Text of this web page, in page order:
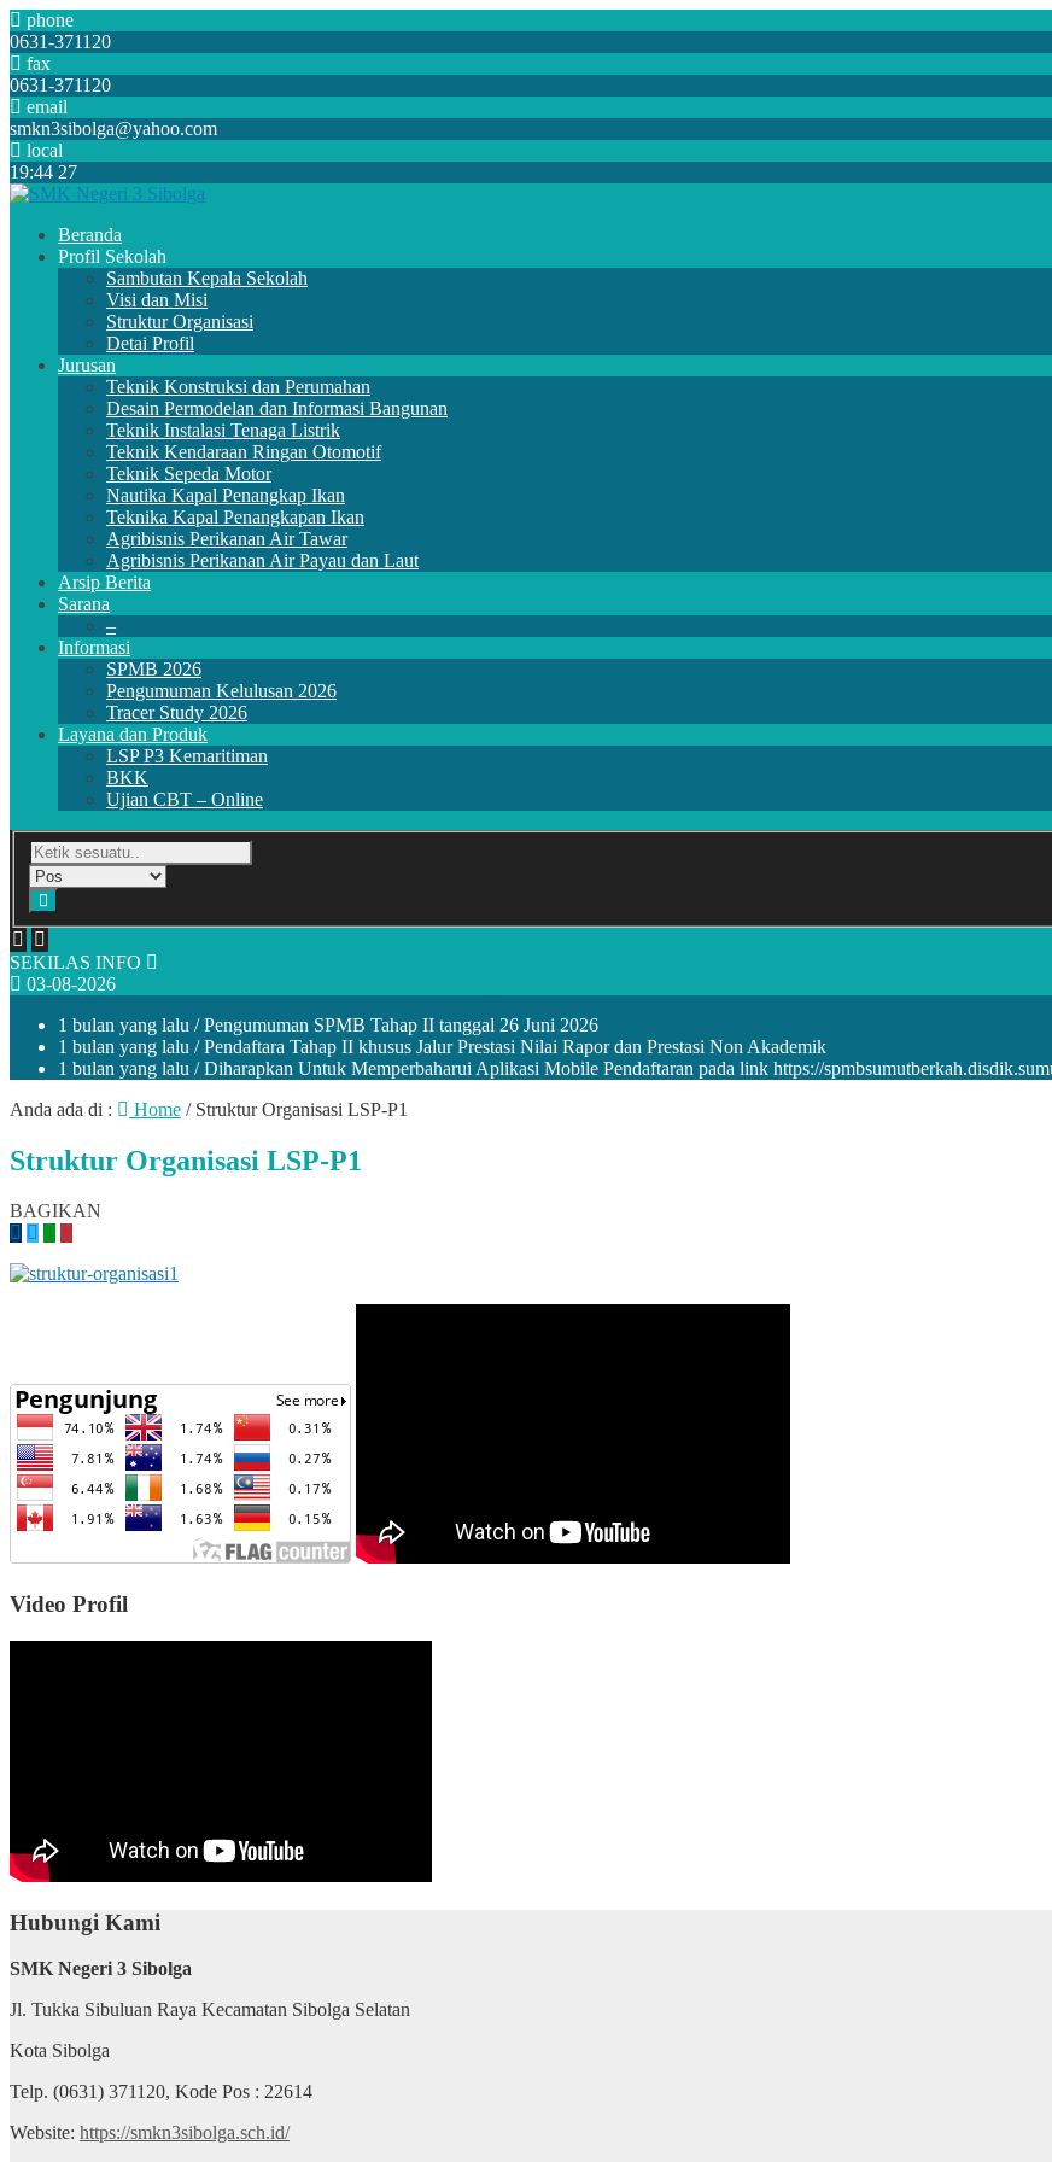
phone
0631-371120
fax
0631-371120
email
smkn3sibolga@yahoo.com
local
19:44 27
Beranda
Profil Sekolah
Sambutan Kepala Sekolah
Visi dan Misi
Struktur Organisasi
Detai Profil
Jurusan
Teknik Konstruksi dan Perumahan
Desain Permodelan dan Informasi Bangunan
Teknik Instalasi Tenaga Listrik
Teknik Kendaraan Ringan Otomotif
Teknik Sepeda Motor
Nautika Kapal Penangkap Ikan
Teknika Kapal Penangkapan Ikan
Agribisnis Perikanan Air Tawar
Agribisnis Perikanan Air Payau dan Laut
Arsip Berita
Sarana
–
Informasi
SPMB 2026
Pengumuman Kelulusan 2026
Tracer Study 2026
Layana dan Produk
LSP P3 Kemaritiman
BKK
Ujian CBT – Online
SEKILAS INFO
03-08-2026
1 bulan yang lalu / Pengumuman SPMB Tahap II tanggal 26 Juni 2026
1 bulan yang lalu / Pendaftara Tahap II khusus Jalur Prestasi Nilai Rapor dan Prestasi Non Akademik
1 bulan yang lalu / Diharapkan Untuk Memperbaharui Aplikasi Mobile Pendaftaran pada link https://
Anda ada di :
Home / Struktur Organisasi LSP-P1
Struktur Organisasi LSP-P1
BAGIKAN
Video Profil
Hubungi Kami
SMK Negeri 3 Sibolga
Jl. Tukka Sibuluan Raya Kecamatan Sibolga Selatan
Kota Sibolga
Telp. (0631) 371120, Kode Pos : 22614
Website: https://smkn3sibolga.sch.id/